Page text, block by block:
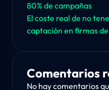
80% de campañas
El coste real de no
captación en firmas
Comentarios
No hay comentarios